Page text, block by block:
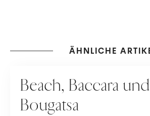
ÄHNLICHE
Beach, Baccara und
Bougatsa